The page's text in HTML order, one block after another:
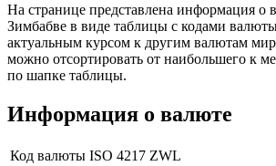
На странице представлена информация о
Зимбабве в виде таблицы с кодами
актуальным курсом к другим валютам
можно отсортировать от наибольшего к
по шапке таблицы.
Информация о валюте
Код валюты ISO 4217 ZWL